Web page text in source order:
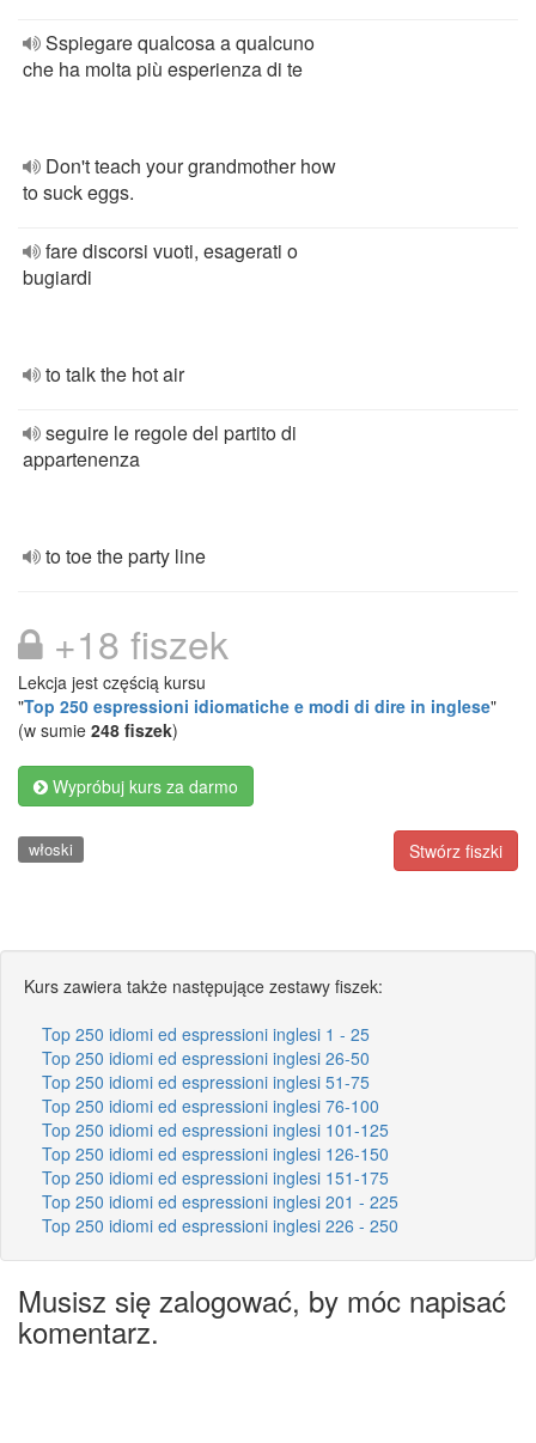
Sspiegare qualcosa a qualcuno
che ha molta più esperienza di te
Don't teach your grandmother how
to suck eggs.
fare discorsi vuoti, esagerati o
bugiardi
to talk the hot air
seguire le regole del partito di
appartenenza
to toe the party line
+18 fiszek
Lekcja jest częścią kursu
"Top 250 espressioni idiomatiche e modi di dire in inglese"
(w sumie 248 fiszek)
Wypróbuj kurs za darmo
Stwórz fiszki
włoski
Kurs zawiera także następujące zestawy fiszek:
Top 250 idiomi ed espressioni inglesi 1 - 25
Top 250 idiomi ed espressioni inglesi 26-50
Top 250 idiomi ed espressioni inglesi 51-75
Top 250 idiomi ed espressioni inglesi 76-100
Top 250 idiomi ed espressioni inglesi 101-125
Top 250 idiomi ed espressioni inglesi 126-150
Top 250 idiomi ed espressioni inglesi 151-175
Top 250 idiomi ed espressioni inglesi 201 - 225
Top 250 idiomi ed espressioni inglesi 226 - 250
Musisz się zalogować, by móc napisać
komentarz.